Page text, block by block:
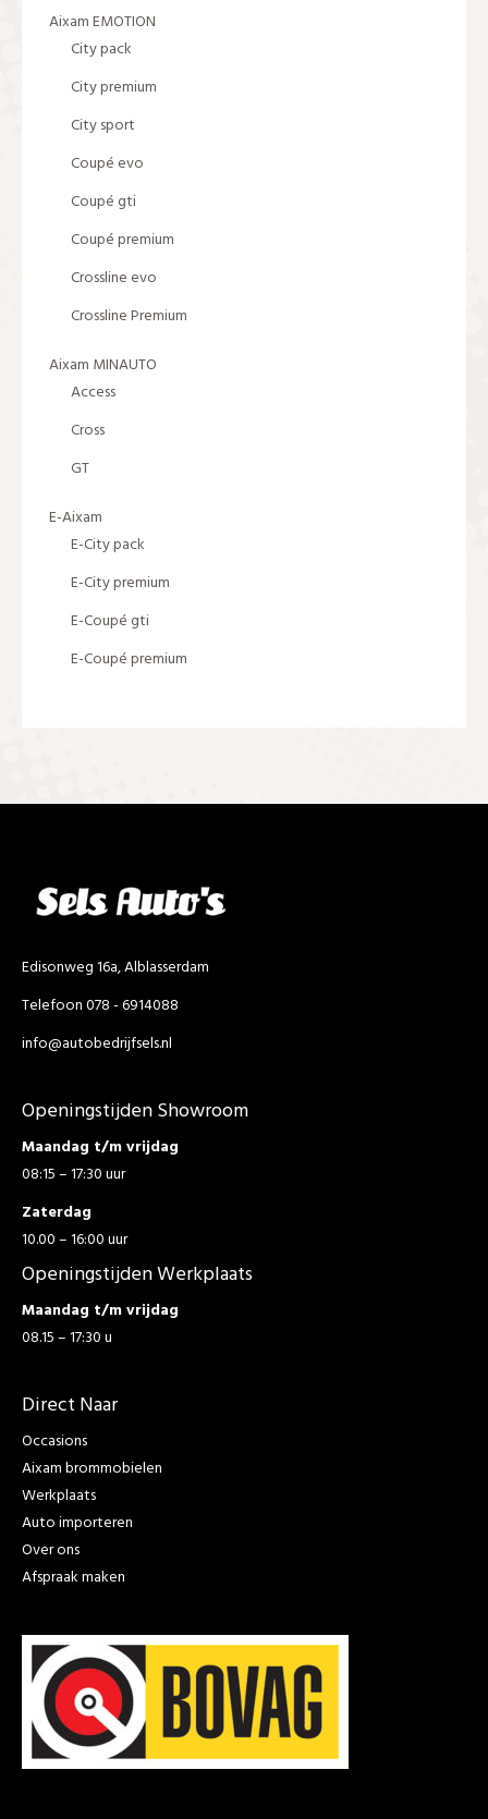
Aixam EMOTION
City pack
City premium
City sport
Coupé evo
Coupé gti
Coupé premium
Crossline evo
Crossline Premium
Aixam MINAUTO
Access
Cross
GT
E-Aixam
E-City pack
E-City premium
E-Coupé gti
E-Coupé premium
Edisonweg 16a, Alblasserdam
Telefoon 078 - 6914088
info@autobedrijfsels.nl
Openingstijden Showroom
Maandag t/m vrijdag
08:15 – 17:30 uur
Zaterdag
10.00 – 16:00 uur
Openingstijden Werkplaats
Maandag t/m vrijdag
08.15 – 17:30 u
Direct Naar
Occasions
Aixam brommobielen
Werkplaats
Auto importeren
Over ons
Afspraak maken